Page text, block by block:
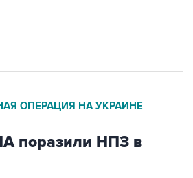
ОПЕРАЦИЯ НА УКРАИНЕ
поразили НПЗ в